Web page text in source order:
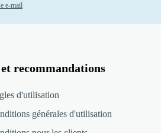
e-mail
et recommandations
d'utilisation
générales d'utilisation